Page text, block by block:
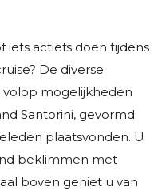
iets actiefs doen tijdens
De diverse
mogelijkheden
Santorini, gevormd
plaatsvonden. U
beklimmen met
boven geniet u van